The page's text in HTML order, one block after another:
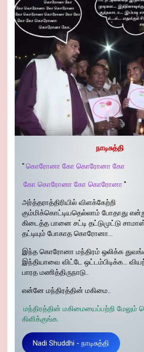
நாடிசுத்தி
" கொரோனா கோ கொரோனா கோ
கோ கொரோனா கோ கொரோனா "
அர்த்தராத்திரியில் விளக்கேற்றி
கும்மிக்கொட்டியதெல்லாம் போதாது
கிடைத்த பானை சட்டி தட்டுமுட்டு
தட்டியும் போகாத கொரோனா…
இந்த கொரோனா மந்திரம் ஒலிக்க
இந்தியாவை விட்டே ஒட்டம்பிடிக்க…
பாரத மணித்திருநாடு..
என்னே மந்திரத்தின் மகிமை..
மந்திரத்தின் மகிமையைப்பற்றி மேலும்
கிளிக்குங்க.
Nadi Shuddhi - நாடிசுத்தி